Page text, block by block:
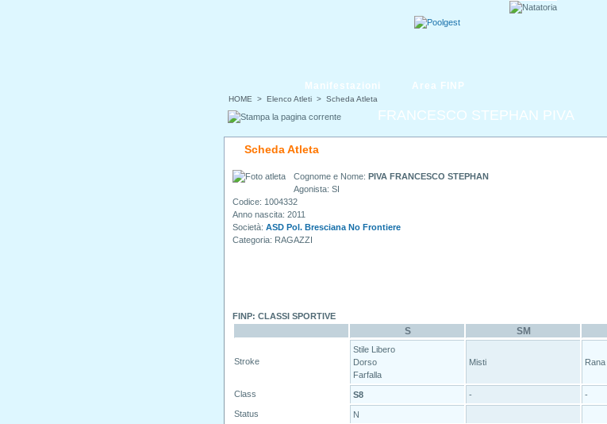
HOME > Elenco Atleti > Scheda Atleta
Manifestazioni Area FINP
FRANCESCO STEPHAN PIVA
Scheda Atleta
Cognome e Nome: PIVA FRANCESCO STEPHAN
Agonista: SI
Codice: 1004332
Anno nascita: 2011
Società: ASD Pol. Bresciana No Frontiere
Categoria: RAGAZZI
FINP: CLASSI SPORTIVE
S SM
Stroke
Stile Libero
Dorso
Farfalla
Misti Rana
Class S8 -
-
Status
N